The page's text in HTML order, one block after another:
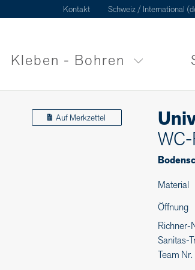
Kontakt Schweiz / International
Kleben - Bohren
Auf Merkzettel
Material
Öffnung
Sanitas-
Team